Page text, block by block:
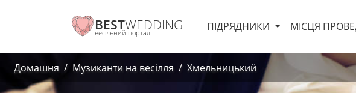
BESTWEDDING
весільний портал ПІДРЯДНИКИ МІСЦЯ
Домашня Музиканти на весілля Хмельницький